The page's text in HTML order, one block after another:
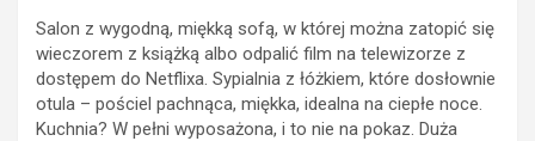
Salon z wygodną, miękką sofą, w której można zatopić się
wieczorem z książką albo odpalić film na telewizorze z
dostępem do Netflixa. Sypialnia z łóżkiem, które dosłownie
otula – pościel pachnąca, miękka, idealna na ciepłe noce.
Kuchnia? W pełni wyposażona, i to nie na pokaz. Duża